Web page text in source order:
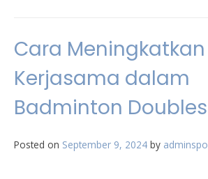
Cara Meningkatkan
Kerjasama dalam
Badminton Doubles
Posted on September 9, 2024 by adminspo